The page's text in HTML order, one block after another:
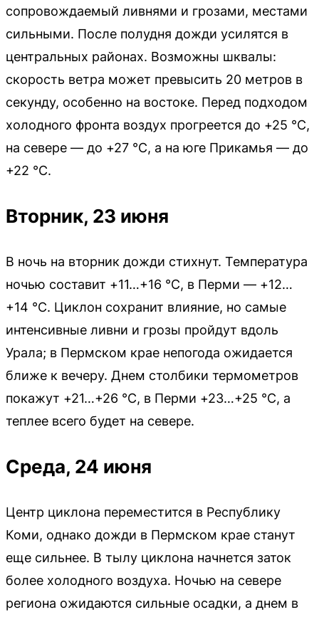
сопровождаемый ливнями и грозами, местами
сильными. После полудня дожди усилятся в
центральных районах. Возможны шквалы:
скорость ветра может превысить 20 метров в
секунду, особенно на востоке. Перед подходом
холодного фронта воздух прогреется до +25 °C,
на севере — до +27 °C, а на юге Прикамья — до
+22 °C.
Вторник, 23 июня
В ночь на вторник дожди стихнут. Температура
ночью составит +11…+16 °C, в Перми — +12…
+14 °C. Циклон сохранит влияние, но самые
интенсивные ливни и грозы пройдут вдоль
Урала; в Пермском крае непогода ожидается
ближе к вечеру. Днем столбики термометров
покажут +21…+26 °C, в Перми +23…+25 °C, а
теплее всего будет на севере.
Среда, 24 июня
Центр циклона переместится в Республику
Коми, однако дожди в Пермском крае станут
еще сильнее. В тылу циклона начнется заток
более холодного воздуха. Ночью на севере
региона ожидаются сильные осадки, а днем в